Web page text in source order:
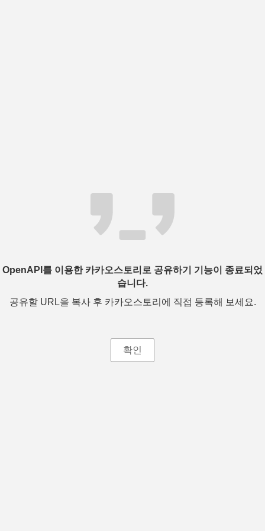
OpenAPI를 이용한 카카오스토리로 공유하기 기능이 종료되었
습니다.
공유할 URL을 복사 후 카카오스토리에 직접 등록해 보세요.
확인